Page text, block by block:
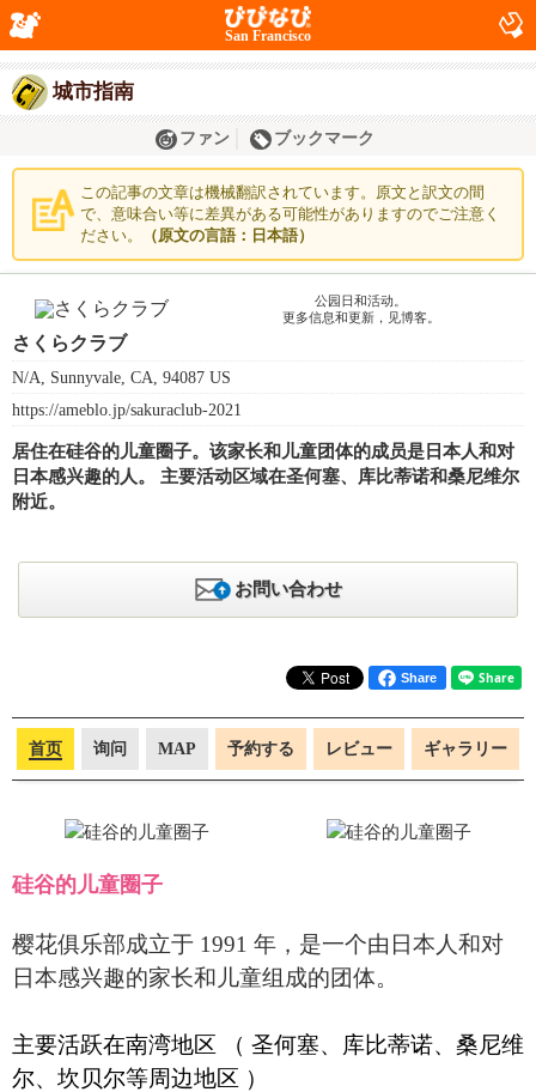
San Francisco
城市指南
ファン ブックマーク
この記事の文章は機械翻訳されています。原文と訳文の間
で、意味合い等に差異がある可能性がありますのでご注意く
ださい。
（原文の言語：日本語）
公园日和活动。
更多信息和更新，见博客。
さくらクラブ
N/A, Sunnyvale, CA, 94087 US
https://ameblo.jp/sakuraclub-2021
居住在硅谷的儿童圈子。该家长和儿童团体的成员是日本人和对
日本感兴趣的人。 主要活动区域在圣何塞、库比蒂诺和桑尼维尔
附近。
お問い合わせ
Share
首页 询问 MAP 予約する レビュー ギャラリー
硅谷的儿童圈子
樱花俱乐部成立于 1991 年，是一个由日本人和对
日本感兴趣的家长和儿童组成的团体。
主要活跃在南湾地区 （ 圣何塞、库比蒂诺、桑尼维
尔、坎贝尔等周边地区 ）